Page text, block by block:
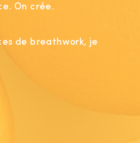
On crée.
de breathwork, je